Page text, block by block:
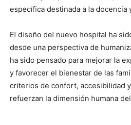
específica destinada a la docencia
El diseño del nuevo hospital ha
desde una perspectiva de
ha sido pensado para mejorar la
y favorecer el bienestar de las
criterios de confort, accesibilidad
refuerzan la dimensión humana